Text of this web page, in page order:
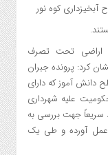
اراضی تحت تصرف
کرد: پرونده جبران
آموز که دارای
علیه شهرداری
سریعاً جهت بررسی به
عمل آورده و طی یک